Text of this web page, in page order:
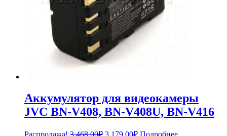
Аккумулятор для видеокамеры
JVC BN-V408, BN-V408U, BN-V416
Первоначальная
Текущая